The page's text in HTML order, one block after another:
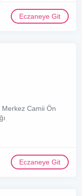
Eczaneye Git
Camii Ön
Eczaneye Git